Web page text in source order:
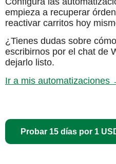
empieza a recuperar
reactivar carritos hoy
¿Tienes dudas sobre
escribirnos por el chat de
dejarlo listo.
Ir a mis automatizaciones
Probar 15 días por 1